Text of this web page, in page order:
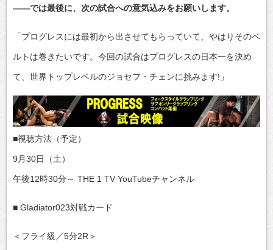
――では最後に、次の試合への意気込みをお願いします。
「プログレスには最初から出させてもらっていて、やはりそのベ
ルトは巻きたいです。今回の試合はプログレスの日本一を決め
て、世界トップレベルのジョセフ・チェンに挑みます!」
■視聴方法（予定）
9月30日（土）
午後12時30分～ THE 1 TV YouTubeチャンネル
■ Gladiator023対戦カード
＜フライ級／5分2R＞